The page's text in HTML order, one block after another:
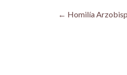
Post
← Homilía